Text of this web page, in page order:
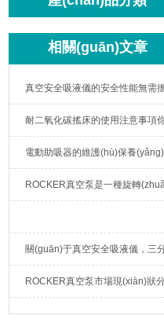
相關(guān)文章
真空安全吸液儀的安全性能無需
耐二氧化碳搖床的使用注意事項你
電動助吸器的維護(hù)保養
ROCKER真空泵是一種旋轉
關(guān)于真空安全吸液儀，三
ROCKER真空泵市場現(xiàn)狀